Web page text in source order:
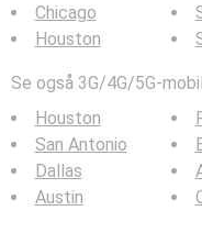
Chicago
Houston
Se også 3G/4G/5G-
Houston
San Antonio
Dallas
Austin